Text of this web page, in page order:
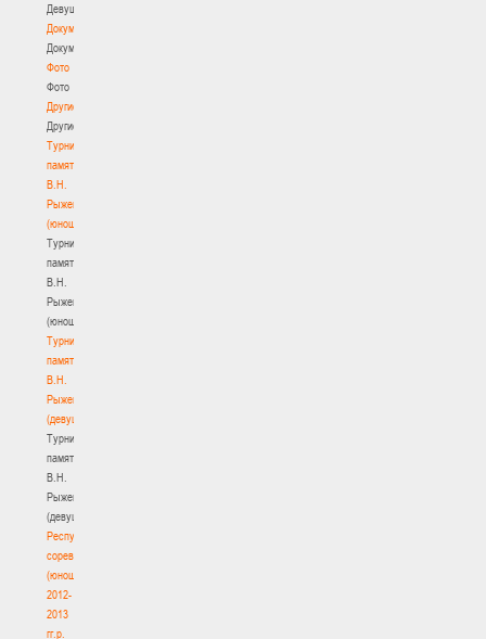
Девушки
Документы
Документы
Фото
Фото
Другие
Другие
Турнир
памяти
В.Н.
Рыженкова
(юноши)
Турнир
памяти
В.Н.
Рыженкова
(юноши)
Турнир
памяти
В.Н.
Рыженкова
(девушки)
Турнир
памяти
В.Н.
Рыженкова
(девушки)
Республиканские
соревнования
(юноши)
2012-
2013
гг.р.